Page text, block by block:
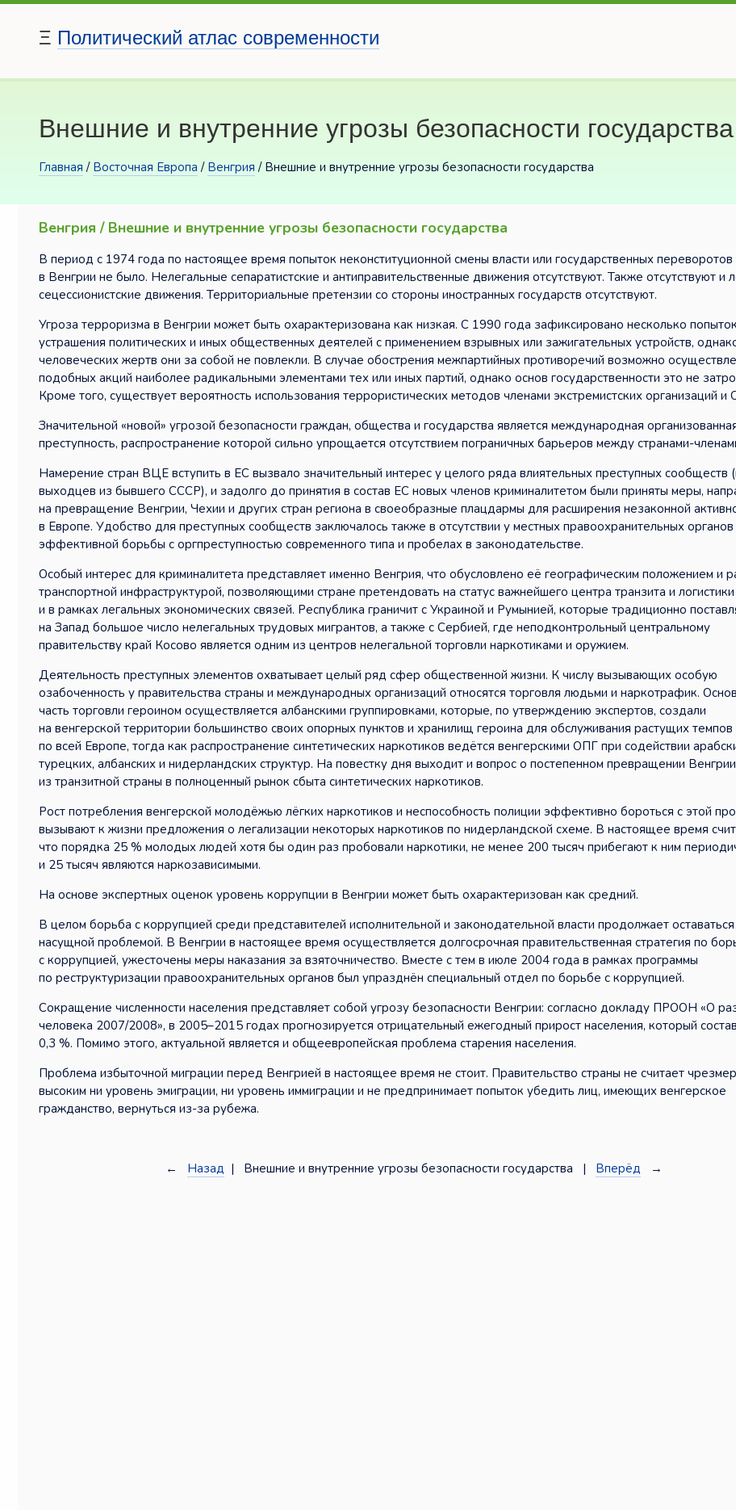
Ξ Политический атлас современности
Внешние и внутренние угрозы безопасности государства
Главная / Восточная Европа / Венгрия / Внешние и внутренние угрозы безопасности государства
Венгрия / Внешние и внутренние угрозы безопасности государства
В период с 1974 года по настоящее время попыток неконституционной смены власти или государственных переворотов
в Венгрии не было. Нелегальные сепаратистские и антиправительственные движения отсутствуют. Также отсутствуют и
сецессионистские движения. Территориальные претензии со стороны иностранных государств отсутствуют.
Угроза терроризма в Венгрии может быть охарактеризована как низкая. С 1990 года зафиксировано несколько попыток
устрашения политических и иных общественных деятелей с применением взрывных или зажигательных устройств,
человеческих жертв они за собой не повлекли. В случае обострения межпартийных противоречий возможно
подобных акций наиболее радикальными элементами тех или иных партий, однако основ государственности это не
Кроме того, существует вероятность использования террористических методов членами экстремистских организаций и
Значительной «новой» угрозой безопасности граждан, общества и государства является международная
преступность, распространение которой сильно упрощается отсутствием пограничных барьеров между странами-
Намерение стран ВЦЕ вступить в ЕС вызвало значительный интерес у целого ряда влиятельных преступных сообществ
выходцев из бывшего СССР), и задолго до принятия в состав ЕС новых членов криминалитетом были приняты меры,
на превращение Венгрии, Чехии и других стран региона в своеобразные плацдармы для расширения незаконной
в Европе. Удобство для преступных сообществ заключалось также в отсутствии у местных правоохранительных
эффективной борьбы с оргпреступностью современного типа и пробелах в законодательстве.
Особый интерес для криминалитета представляет именно Венгрия, что обусловлено её географическим положением и
транспортной инфраструктурой, позволяющими стране претендовать на статус важнейшего центра транзита и логистики
и в рамках легальных экономических связей. Республика граничит с Украиной и Румынией, которые традиционно
на Запад большое число нелегальных трудовых мигрантов, а также с Сербией, где неподконтрольный центральному
правительству край Косово является одним из центров нелегальной торговли наркотиками и оружием.
Деятельность преступных элементов охватывает целый ряд сфер общественной жизни. К числу вызывающих особую
озабоченность у правительства страны и международных организаций относятся торговля людьми и наркотрафик.
часть торговли героином осуществляется албанскими группировками, которые, по утверждению экспертов, создали
на венгерской территории большинство своих опорных пунктов и хранилищ героина для обслуживания растущих темпов
по всей Европе, тогда как распространение синтетических наркотиков ведётся венгерскими ОПГ при содействии
турецких, албанских и нидерландских структур. На повестку дня выходит и вопрос о постепенном превращении Венгрии
из транзитной страны в полноценный рынок сбыта синтетических наркотиков.
Рост потребления венгерской молодёжью лёгких наркотиков и неспособность полиции эффективно бороться с этой
вызывают к жизни предложения о легализации некоторых наркотиков по нидерландской схеме. В настоящее время
что порядка 25 % молодых людей хотя бы один раз пробовали наркотики, не менее 200 тысяч прибегают к ним
и 25 тысяч являются наркозависимыми.
На основе экспертных оценок уровень коррупции в Венгрии может быть охарактеризован как средний.
В целом борьба с коррупцией среди представителей исполнительной и законодательной власти продолжает оставаться
насущной проблемой. В Венгрии в настоящее время осуществляется долгосрочная правительственная стратегия по
с коррупцией, ужесточены меры наказания за взяточничество. Вместе с тем в июле 2004 года в рамках программы
по реструктуризации правоохранительных органов был упразднён специальный отдел по борьбе с коррупцией.
Сокращение численности населения представляет собой угрозу безопасности Венгрии: согласно докладу ПРООН «О
человека 2007/2008», в 2005–2015 годах прогнозируется отрицательный ежегодный прирост населения, который
0,3 %. Помимо этого, актуальной является и общеевропейская проблема старения населения.
Проблема избыточной миграции перед Венгрией в настоящее время не стоит. Правительство страны не считает
высоким ни уровень эмиграции, ни уровень иммиграции и не предпринимает попыток убедить лиц, имеющих венгерское
гражданство, вернуться из-за рубежа.
← Назад | Внешние и внутренние угрозы безопасности государства | Вперёд →